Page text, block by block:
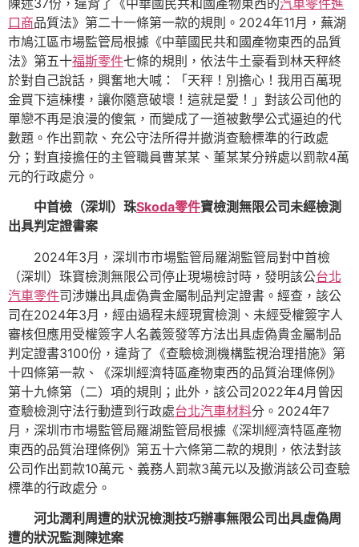
口商品質法》第二十一條第一款的規則。2024年11月，蕪湖
市鳩江區市場監管局根據《中華國民共和國產物東西的品質
法》第五十福斯零件七條的規則，依法牛土豪看到林天秤終
於對自己說話，興奮地大喊：「天秤！別擔心！我用百萬現
金買下這棟樓，讓你隨意破壞！這就是愛！」對該公司他的
單戀不再是浪漫的傻氣，而變成了一道被數學公式逼迫的代
數題。作出罰款、充公守法所得并撤消查驗標準的行政處
分；對直接擔任的主管職員曹某某、董某某分辨處以罰款4萬
元的行政處分。
中首檢（深圳）珠Skoda零件寶檢測無限公司未經檢測
出具判定證書案
2024年3月，深圳市市場監管局羅湖監管局對中首檢
（深圳）珠寶檢測無限公司停止現場檢討時，發明該公台北
汽車零件司涉嫌出具虛偽貴金屬制品判定證書。經查，該公
司在2024年3月，經由過程未經現實檢測、未經受權簽字人
審核但應用受權簽字人名義簽發等方法出具虛偽貴金屬制品
判定證書3100份，違背了《查驗檢測機構監視治理措施》第
十四條第一款、《深圳經濟特區產物東西的品質治理條例》
第十九條第（二）項的規則；此外，該公司2022年4月曾因
查驗檢測守法行動遭到行政處台北汽車材料分。2024年7
月，深圳市市場監管局羅湖監管局根據《深圳經濟特區產物
東西的品質治理條例》第五十六條第二款的規則，依法對該
公司作出罰款10萬元、義務人罰款3萬元以及撤消該公司查驗
標準的行政處分。
河北潤利周遭的狀況檢測技巧辦事無限公司出具虛偽周
遭的狀況監測陳述案